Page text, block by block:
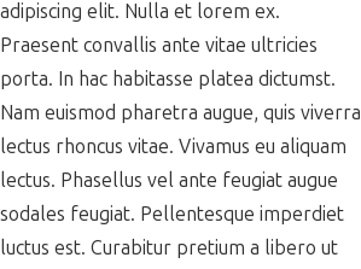
adipiscing elit. Nulla et lorem ex.
Praesent convallis ante vitae ultricies
porta. In hac habitasse platea dictumst.
Nam euismod pharetra augue, quis viverra
lectus rhoncus vitae. Vivamus eu aliquam
lectus. Phasellus vel ante feugiat augue
sodales feugiat. Pellentesque imperdiet
luctus est. Curabitur pretium a libero ut